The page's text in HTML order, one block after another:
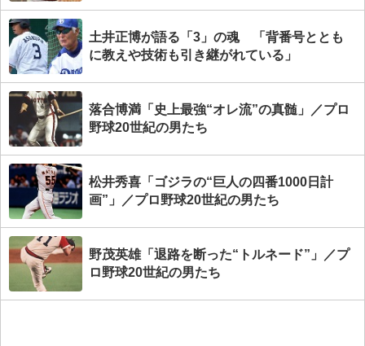
土井正博が語る「3」の魂 「背番号ととも
に教えや技術も引き継がれている」
落合博満「史上最強“オレ流”の真髄」／プロ
野球20世紀の男たち
松井秀喜「ゴジラの“巨人の四番1000日計
画”」／プロ野球20世紀の男たち
野茂英雄「退路を断った“トルネード”」／プ
ロ野球20世紀の男たち